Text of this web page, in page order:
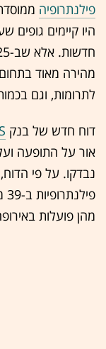
פילנתרופיה
היו קיימים גופים
מהירה מאוד
לתרומות, וגם
דוח חדש של בנק
אור על התופעה
מהן פועלות באירופה ועוד 35%